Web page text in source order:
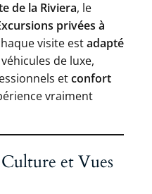
de la Riviera, le
privées à
visite estadapté
de luxe,
etconfort
vraiment
et Vues